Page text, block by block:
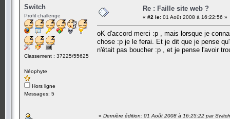
Switch
Profil challenge
Classement : 37225/55625
Néophyte
Hors ligne
Messages: 5
Re : Faille site web ?
« #2 le: 01 Août 2008 à 16:22:56 »
oK d'accord merci :p , mais lorsque je
chose :p je le ferai. Et je dit que je pense
n'était pas boucher :p , et je pense l'avoir
« Dernière édition: 01 Août 2008 à 16:25:22 par Switch